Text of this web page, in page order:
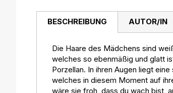
BESCHREIBUNG
Die Haare des Mädchens sind
welches so ebenmäßig und glatt
Porzellan. In ihren Augen liegt
welches in diesem Moment auf
wäre sie froh, dass du wach bist,
AUTOR/IN